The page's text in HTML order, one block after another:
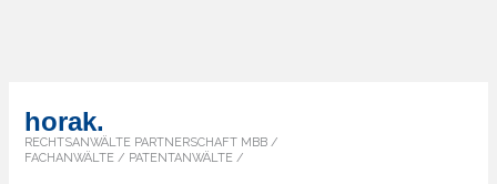
horak.
RECHTSANWÄLTE PARTNERSCHAFT MBB /
FACHANWÄLTE / PATENTANWÄLTE /